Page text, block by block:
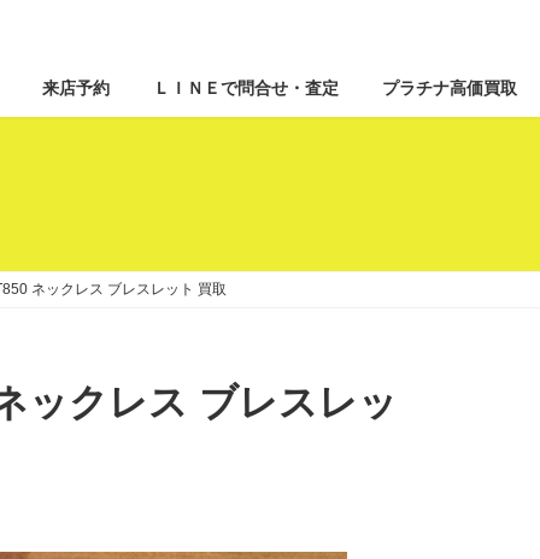
来店予約 ＬＩＮＥで問合せ・査定 プラチナ高価買取
ネックレス ブレスレット 買取
ックレス ブレスレッ